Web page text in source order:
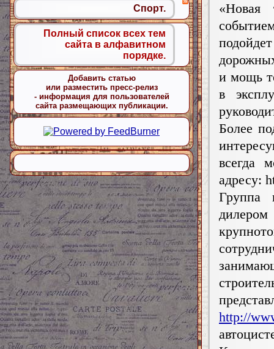
«Новая
и мощь
в
Более
всегда
адресу:
Группа
дилером
http://
Спорт.
Полный список всех тем
сайта в алфавитном
порядке.
Добавить статью
или разместить пресс-релиз
- информация для пользователей
сайта размещающих публикации.